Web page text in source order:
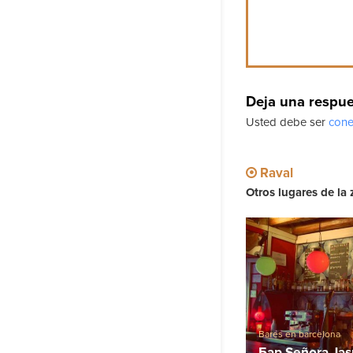
Deja una
Usted debe ser
Raval
Otros lugares de la
Bares en barcelona